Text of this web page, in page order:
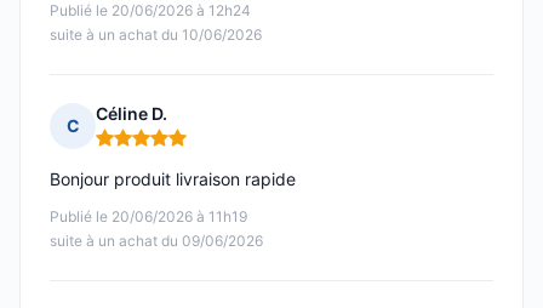
Publié le 20/06/2026 à 12h24
suite à un achat du 10/06/2026
C
Céline D.
Note : 5 sur 5
Publié le 20/06/2026 à 11h19
suite à un achat du 09/06/2026
Bonjour produit livraison rapide